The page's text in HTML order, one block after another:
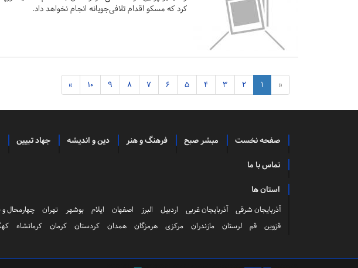
کرد که مسکو اقدام تلافی‌جویانه انجام نخواهد داد.
«
1
2
3
4
5
6
7
8
9
10
»
صفحه نخست مبشر صبح فرهنگ و هنر دین و اندیشه جهاد تبیین
تماس با ما
استان ها
آذربایجان شرقی آذربایجان غربی اردبیل البرز اصفهان ایلام بوشهر تهران چهارمحال و
قزوین
قم لرستان مازندران مرکزی هرمزگان همدان کردستان کرمان کرمانشاه